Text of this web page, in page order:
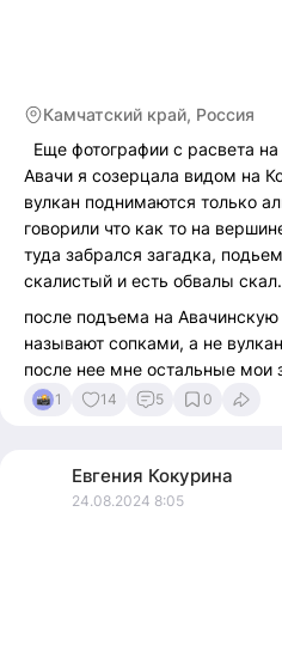
Камчатский край, Россия
Еще фотографии с расвета
Авачи я созерцала видом на
вулкан поднимаются только
говорили что как то на
туда забрался загадка,
скалистый и есть обвалы скал.
после подъема на Авачинскую
называют сопками, а не
после нее мне остальные мои
будут проходить на изи так
1 14 5 0
Евгения Кокурина
24.08.2024 8:05